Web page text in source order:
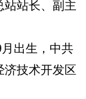
站站长、副主
出生，中共
技术开发区